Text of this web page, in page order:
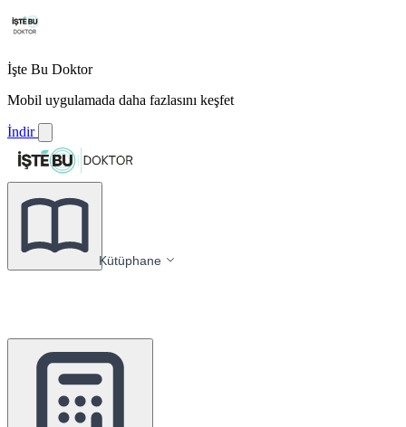
İşte Bu Doktor
Mobil uygulamada daha fazlasını keşfet
İndir
Kütüphane